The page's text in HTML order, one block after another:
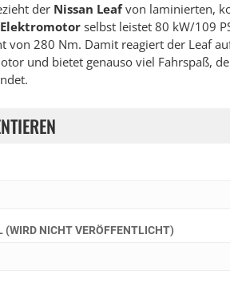
der Nissan Leafvon laminierten,
Elektromotor selbst leistet 80 kW/109
von 280 Nm. Damit reagiert der Leaf
und bietet genauso viel Fahrspaß,
(WIRD NICHT VERÖFFENTLICHT)